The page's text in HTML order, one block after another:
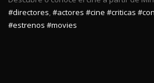
#directores,#actores #cine #criticas
#estrenos #movies